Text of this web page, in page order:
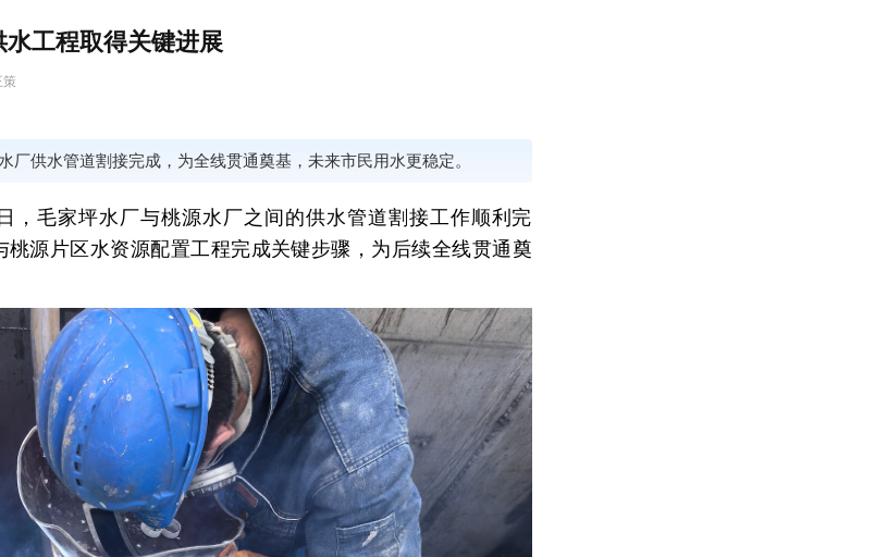
工程取得关键进展
策
厂供水管道割接完成，为全线贯通奠基，未来市民用水更稳定。
，毛家坪水厂与桃源水厂之间的供水管道割接工作顺利完
桃源片区水资源配置工程完成关键步骤，为后续全线贯通奠